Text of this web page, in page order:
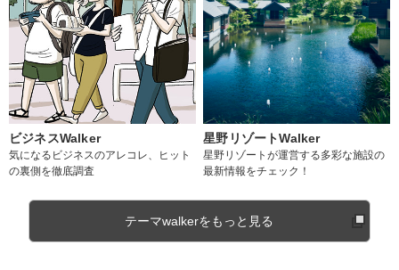
ビジネスWalker
気になるビジネスのアレコレ、ヒット
の裏側を徹底調査
星野リゾートWalker
星野リゾートが運営する多彩な施設の
最新情報をチェック！
テーマwalkerをもっと見る